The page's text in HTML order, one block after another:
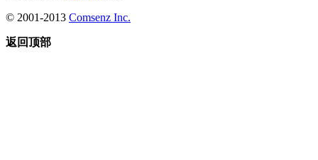
© 2001-2013 Comsenz Inc.
返回顶部